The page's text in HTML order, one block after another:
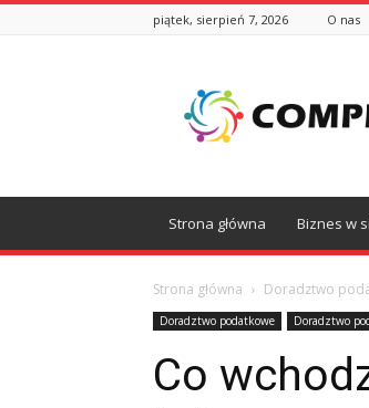
piątek, sierpień 7, 2026 O nas
Strona główna Biznes w
Strona główna Doradztwo
Doradztwo podatkowe Doradztwo
Co